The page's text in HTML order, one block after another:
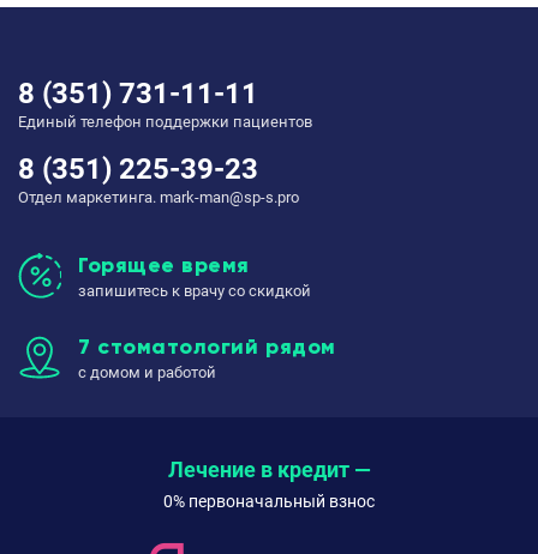
Горящее время
запишитесь к врачу со скидкой
7 стоматологий рядом
с домом и работой
Лечение в кредит —
0% первоначальный взнос
8 (351) 731-11-11
Единый телефон поддержки пациентов
8 (351) 225-39-23
Отдел маркетинга. mark-man@sp-s.pro